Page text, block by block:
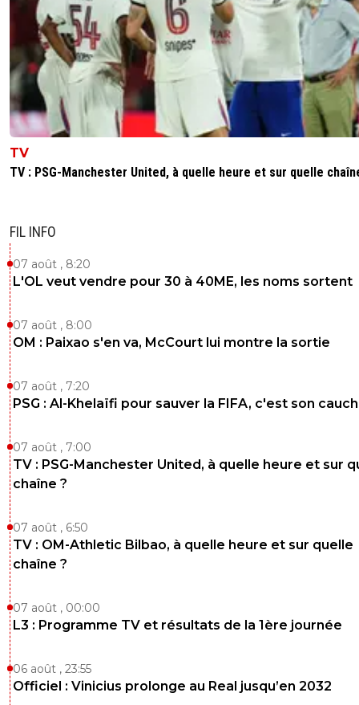
ben ca devient crédible de nos jours...
0+ Répondre
ragnar-lothbrok-stop-textor 18 juillet 2025 à 15:10
Il devait aller à Bota ? lol
0+ Répondre
TV
TV : PSG-Manchester United, à quelle heure et sur quelle
FIL INFO
07 août , 8:20
L'OL veut vendre pour 30 à 40ME, les noms sortent
07 août , 8:00
OM : Paixao s'en va, McCourt lui montre la sortie
07 août , 7:20
PSG : Al-Khelaïfi pour sauver la FIFA, c'est son
07 août , 7:00
TV : PSG-Manchester United, à quelle heure et sur
chaîne ?
07 août , 6:50
TV : OM-Athletic Bilbao, à quelle heure et sur quelle
chaîne ?
07 août , 00:00
L3 : Programme TV et résultats de la 1ère journée
06 août , 23:55
Officiel : Vinicius prolonge au Real jusqu’en 2032